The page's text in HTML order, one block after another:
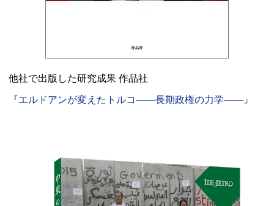
他社で出版した研究成果 作品社
『エルドアンが変えたトルコ――長期政権の力学――』